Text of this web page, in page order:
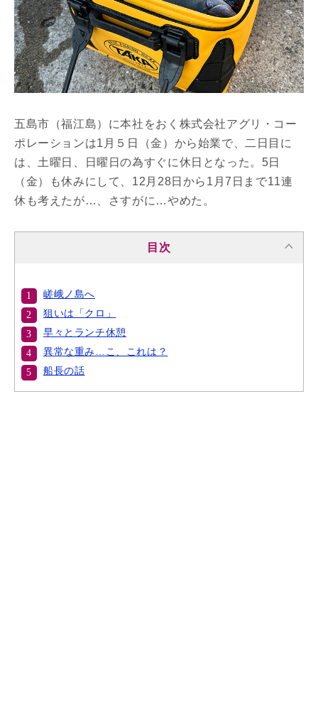
五島市（福江島）に本社をおく株式会社アグリ・コー
ポレーションは1月５日（金）から始業で、二日目に
は、土曜日、日曜日の為すぐに休日となった。5日
（金）も休みにして、12月28日から1月7日まで11連
休も考えたが…、さすがに…やめた。
目次
嵯峨ノ島へ
狙いは「クロ」
早々とランチ休憩
異常な重み…こ、これは？
船長の話